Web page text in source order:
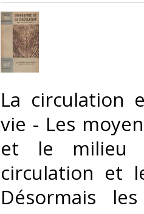
‎La circulation
vie - Les
et le milieu
circulation et
Désormais